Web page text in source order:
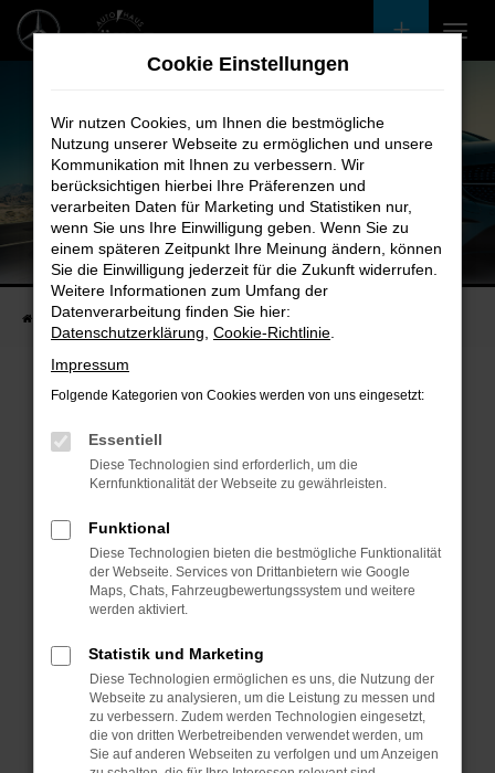
Zum
Unsere Fahrzeugangebote
Bei uns finden Sie bestimmt Ihren Nächsten
Startseite Fahrzeugangebote Bestandsfahrzeuge
Fehler: Network Error
Beim Laden ist ein Fehler aufgetreten.
können:
Überprüfe deine Firewall und deine
Internetverbindung.
deine Suchmaschine?
Prüfe deine Browsererweiterungen.
Manche Erweiterungen, wie
Werbeblocker, können das Laden
Cookie Einstellungen
Wir nutzen Cookies, um Ihnen die bestmögliche
Nutzung unserer Webseite zu ermöglichen und unsere
Kommunikation mit Ihnen zu verbessern. Wir
berücksichtigen hierbei Ihre Präferenzen und
verarbeiten Daten für Marketing und Statistiken nur,
wenn Sie uns Ihre Einwilligung geben. Wenn Sie zu
einem späteren Zeitpunkt Ihre Meinung ändern, können
Sie die Einwilligung jederzeit für die Zukunft widerrufen.
Weitere Informationen zum Umfang der
Datenverarbeitung finden Sie hier:
Datenschutzerklärung Cookie-Richtlinie
Impressum
Folgende Kategorien von Cookies werden von uns eingesetzt:
Essentiell
Diese Technologien sind erforderlich, um die
Kernfunktionalität der Webseite zu gewährleisten.
Funktional
Diese Technologien bieten die bestmögliche Funktionalität
der Webseite. Services von Drittanbietern wie Google
Maps, Chats, Fahrzeugbewertungssystem und weitere
werden aktiviert.
Statistik und Marketing
Diese Technologien ermöglichen es uns, die Nutzung der
Webseite zu analysieren, um die Leistung zu messen und
zu verbessern. Zudem werden Technologien eingesetzt,
die von dritten Werbetreibenden verwendet werden, um
Sie auf anderen Webseiten zu verfolgen und um Anzeigen